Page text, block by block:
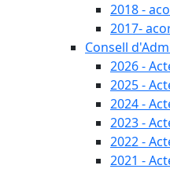
2018 -
2017-
Consell
2026 -
2025 -
2024 -
2023 -
2022 -
2021 -